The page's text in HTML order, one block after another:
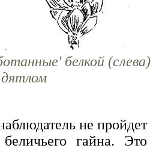
белкой (слева)
не пройдет
гайна. Это